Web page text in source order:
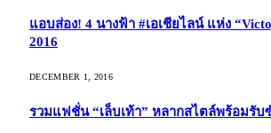
แอบส่อง! 4 นางฟ้า #เอเชียไลน์ แห่ง
2016
DECEMBER 1, 2016
รวมแฟชั่น “เล็บเท้า” หลากสไตล์พร้อมรับ